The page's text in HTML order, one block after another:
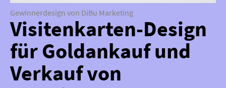
Gewinnerdesign von DiBu Marketing
Visitenkarten-Design
für Goldankauf und
Verkauf von